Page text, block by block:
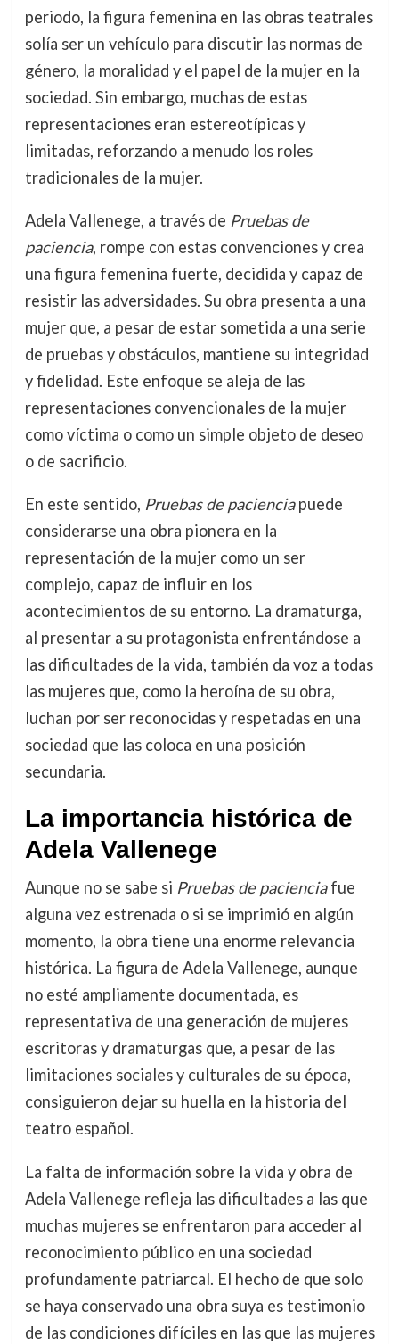
periodo, la figura femenina en las obras teatrales
solía ser un vehículo para discutir las normas de
género, la moralidad y el papel de la mujer en la
sociedad. Sin embargo, muchas de estas
representaciones eran estereotípicas y
limitadas, reforzando a menudo los roles
tradicionales de la mujer.
Adela Vallenege, a través de Pruebas de
paciencia, rompe con estas convenciones y crea
una figura femenina fuerte, decidida y capaz de
resistir las adversidades. Su obra presenta a una
mujer que, a pesar de estar sometida a una serie
de pruebas y obstáculos, mantiene su integridad
y fidelidad. Este enfoque se aleja de las
representaciones convencionales de la mujer
como víctima o como un simple objeto de deseo
o de sacrificio.
En este sentido, Pruebas de pacienciapuede
considerarse una obra pionera en la
representación de la mujer como un ser
complejo, capaz de influir en los
acontecimientos de su entorno. La dramaturga,
al presentar a su protagonista enfrentándose a
las dificultades de la vida, también da voz a todas
las mujeres que, como la heroína de su obra,
luchan por ser reconocidas y respetadas en una
sociedad que las coloca en una posición
secundaria.
La importancia histórica de
Adela Vallenege
Aunque no se sabe si Pruebas de pacienciafue
alguna vez estrenada o si se imprimió en algún
momento, la obra tiene una enorme relevancia
histórica. La figura de Adela Vallenege, aunque
no esté ampliamente documentada, es
representativa de una generación de mujeres
escritoras y dramaturgas que, a pesar de las
limitaciones sociales y culturales de su época,
consiguieron dejar su huella en la historia del
teatro español.
La falta de información sobre la vida y obra de
Adela Vallenege refleja las dificultades a las que
muchas mujeres se enfrentaron para acceder al
reconocimiento público en una sociedad
profundamente patriarcal. El hecho de que solo
se haya conservado una obra suya es testimonio
de las condiciones difíciles en las que las mujeres